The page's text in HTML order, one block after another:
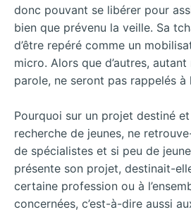
donc pouvant se libérer pour
bien que prévenu la veille. Sa
d’être repéré comme un
micro. Alors que d’autres,
parole, ne seront pas rappelés à
Pourquoi sur un projet destiné
recherche de jeunes, ne
de spécialistes et si peu de
présente son projet, destinait-
certaine profession ou à
concernées, c’est-à-dire aussi